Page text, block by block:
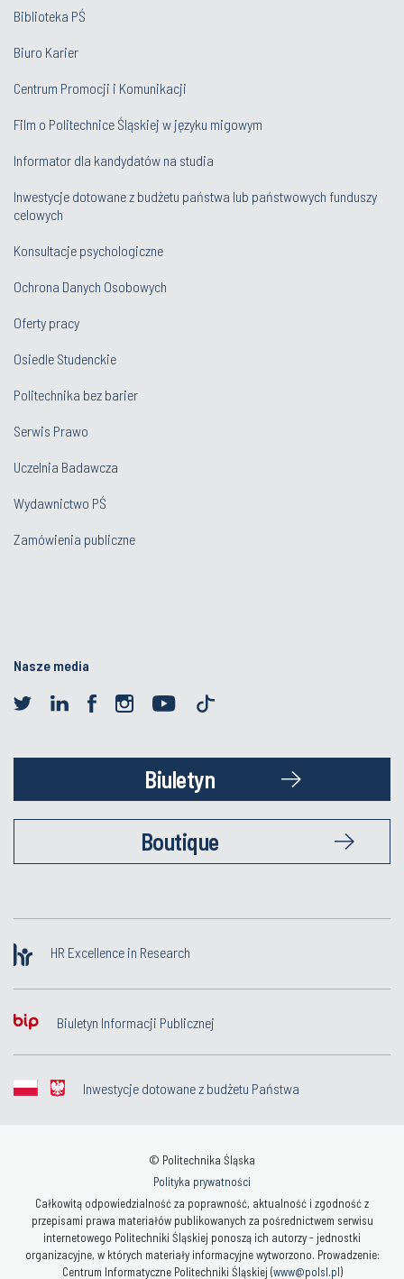
Biblioteka PŚ
Biuro Karier
Centrum Promocji i Komunikacji
Film o Politechnice Śląskiej w języku migowym
Informator dla kandydatów na studia
Inwestycje dotowane z budżetu państwa lub państwowych funduszy
celowych
Konsultacje psychologiczne
Ochrona Danych Osobowych
Oferty pracy
Osiedle Studenckie
Politechnika bez barier
Serwis Prawo
Uczelnia Badawcza
Wydawnictwo PŚ
Zamówienia publiczne
Nasze media
Biuletyn
Boutique
HR Excellence in Research
Biuletyn Informacji Publicznej
Inwestycje dotowane z budżetu Państwa
© Politechnika Śląska
Polityka prywatności
Całkowitą odpowiedzialność za poprawność, aktualność i zgodność z
przepisami prawa materiałów publikowanych za pośrednictwem serwisu
internetowego Politechniki Śląskiej ponoszą ich autorzy - jednostki
organizacyjne, w których materiały informacyjne wytworzono. Prowadzenie:
Centrum Informatyczne Politechniki Śląskiej (www@polsl.pl)